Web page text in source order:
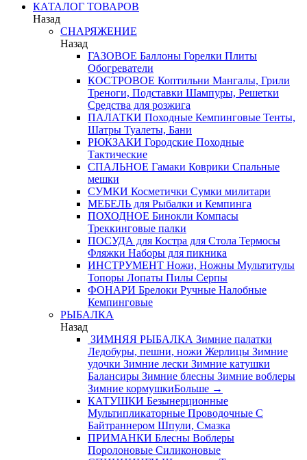
КАТАЛОГ ТОВАРОВ
Назад
СНАРЯЖЕНИЕ
Назад
ГАЗОВОЕ Баллоны Горелки Плиты
Обогреватели
КОСТРОВОЕ Коптильни Мангалы, Грили
Треноги, Подставки Шампуры, Решетки
Средства для розжига
ПАЛАТКИ Походные Кемпинговые Тенты,
Шатры Туалеты, Бани
РЮКЗАКИ Городские Походные
Тактические
СПАЛЬНОЕ Гамаки Коврики Спальные
мешки
СУМКИ Косметички Сумки милитари
МЕБЕЛЬ для Рыбалки и Кемпинга
ПОХОДНОЕ Бинокли Компасы
Треккинговые палки
ПОСУДА для Костра для Стола Термосы
Фляжки Наборы для пикника
ИНСТРУМЕНТ Ножи, Ножны Мультитулы
Топоры Лопаты Пилы Серпы
ФОНАРИ Брелоки Ручные Налобные
Кемпинговые
РЫБАЛКА
Назад
ЗИМНЯЯ РЫБАЛКА Зимние палатки
Ледобуры, пешни, ножи Жерлицы Зимние
удочки Зимние лески Зимние катушки
Балансиры Зимние блесны Зимние воблеры
Зимние кормушкиБольше →
КАТУШКИ Безынерционные
Мультипликаторные Проводочные С
Байтраннером Шпули, Смазка
ПРИМАНКИ Блесны Воблеры
Поролоновые Силиконовые